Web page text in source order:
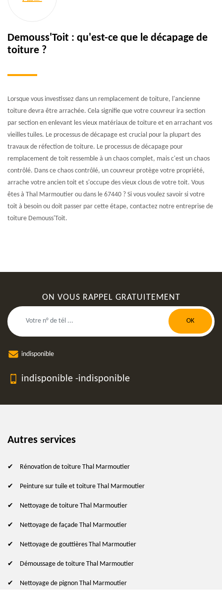
Demouss'Toit : qu'est-ce que le décapage de
toiture ?
Lorsque vous investissez dans un remplacement de toiture, l'ancienne
toiture devra être arrachée. Cela signifie que votre couvreur ira section
par section en enlevant les vieux matériaux de toiture et en arrachant vos
vieilles tuiles. Le processus de décapage est crucial pour la plupart des
travaux de réfection de toiture. Le processus de décapage pour
remplacement de toit ressemble à un chaos complet, mais c'est un chaos
contrôlé. Dans ce chaos contrôlé, un couvreur protège votre propriété,
arrache votre ancien toit et s'occupe des vieux clous de votre toit. Vous
êtes à Thal Marmoutier ou dans le 67440 ? Si vous voulez savoir si votre
toit à besoin ou doit passer par cette étape, contactez notre entreprise de
toiture Demouss'Toit.
ON VOUS RAPPEL GRATUITEMENT
indisponible
indisponible -indisponible
Autres services
Rénovation de toiture Thal Marmoutier
Peinture sur tuile et toiture Thal Marmoutier
Nettoyage de toiture Thal Marmoutier
Nettoyage de façade Thal Marmoutier
Nettoyage de gouttières Thal Marmoutier
Démoussage de toiture Thal Marmoutier
Nettoyage de pignon Thal Marmoutier